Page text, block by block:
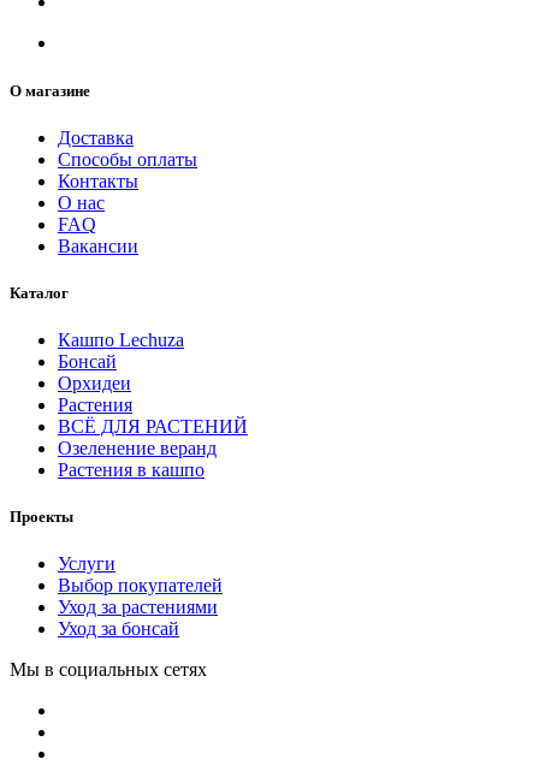
О магазине
Доставка
Способы оплаты
Контакты
О нас
FAQ
Вакансии
Каталог
Кашпо Lechuza
Бонсай
Орхидеи
Растения
ВСЁ ДЛЯ РАСТЕНИЙ
Озеленение веранд
Растения в кашпо
Проекты
Услуги
Выбор покупателей
Уход за растениями
Уход за бонсай
Мы в социальных сетях